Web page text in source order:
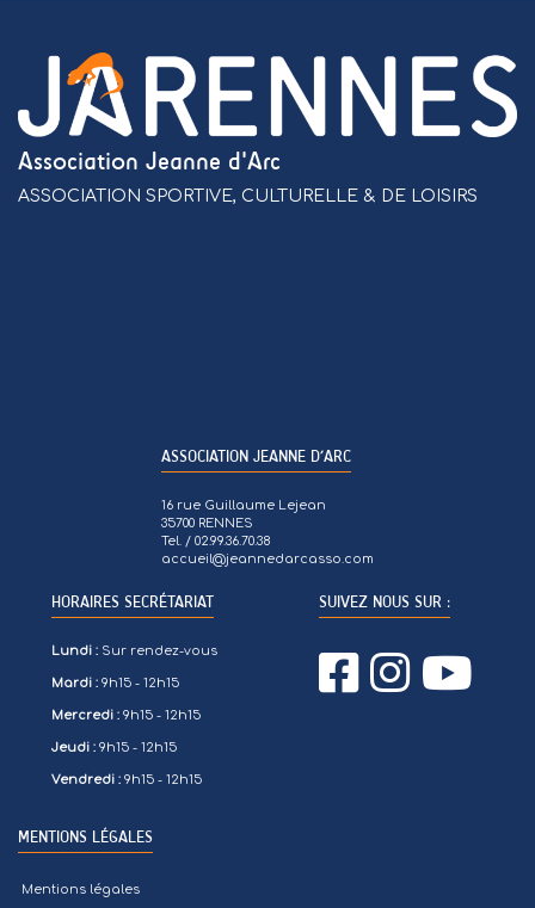
Association Jeanne d'Arc
ASSOCIATION SPORTIVE, CULTURELLE & DE LOISIRS
ASSOCIATION JEANNE D’ARC
16 rue Guillaume Lejean
35700 RENNES
Tel. / 02.99.36.70.38
accueil@jeannedarcasso.com
HORAIRES SECRÉTARIAT
Lundi : Sur rendez-vous
Mardi : 9h15 - 12h15
Mercredi :9h15 - 12h15
Jeudi :9h15 - 12h15
Vendredi :9h15 - 12h15
SUIVEZ NOUS SUR :
MENTIONS LÉGALES
Mentions légales